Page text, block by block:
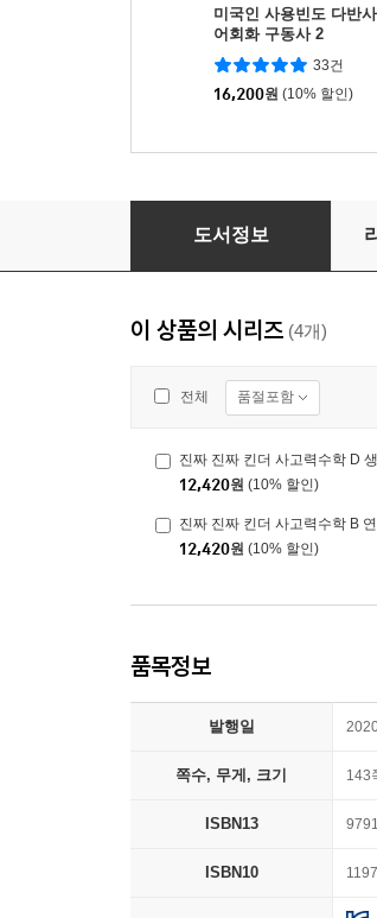
미국인 사용빈도 다반
어회화 구동사 2
33건
16,200원 (10% 할인)
진짜 진짜 킨더 사고력수학 A
도서정보
이 상품의 시리즈 (4개)
전체 품절포함
진짜 진짜 킨더 사고력수학 D
12,420원 (10% 할인)
진짜 진짜 킨더 사고력수학 B
12,420원 (10% 할인)
품목정보
발행일
쪽수, 무게, 크기 143
ISBN13
ISBN10